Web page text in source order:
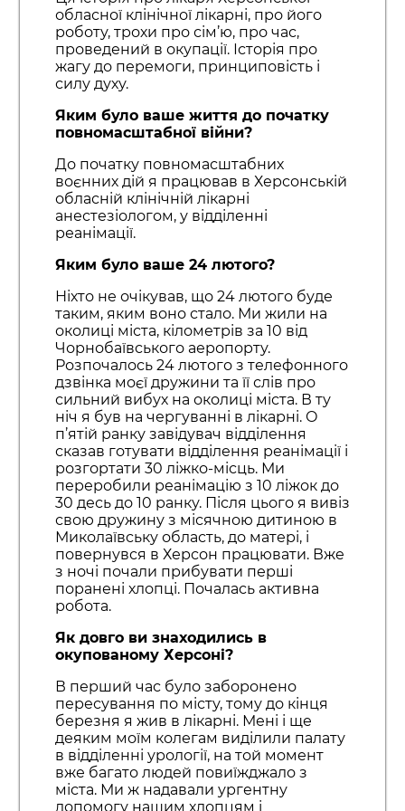
обласної клінічної лікарні, про його
роботу, трохи про сім’ю, про час,
проведений в окупації. Історія про
жагу до перемоги, принциповість і
силу духу.
Яким було ваше життя до початку
повномасштабної війни?
До початку повномасштабних
воєнних дій я працював в Херсонській
обласній клінічній лікарні
анестезіологом, у відділенні
реанімації.
Яким було ваше 24 лютого?
Ніхто не очікував, що 24 лютого буде
таким, яким воно стало. Ми жили на
околиці міста, кілометрів за 10 від
Чорнобаївського аеропорту.
Розпочалось 24 лютого з телефонного
дзвінка моєї дружини та її слів про
сильний вибух на околиці міста. В ту
ніч я був на чергуванні в лікарні. О
п’ятій ранку завідувач відділення
сказав готувати відділення реанімації і
розгортати 30 ліжко-місць. Ми
переробили реанімацію з 10 ліжок до
30 десь до 10 ранку. Після цього я вивіз
свою дружину з місячною дитиною в
Миколаївську область, до матері, і
повернувся в Херсон працювати. Вже
з ночі почали прибувати перші
поранені хлопці. Почалась активна
робота.
Як довго ви знаходились в
окупованому Херсоні?
В перший час було заборонено
пересування по місту, тому до кінця
березня я жив в лікарні. Мені і ще
деяким моїм колегам виділили палату
в відділенні урології, на той момент
вже багато людей повиїжджало з
міста. Ми ж надавали ургентну
допомогу нашим хлопцям і